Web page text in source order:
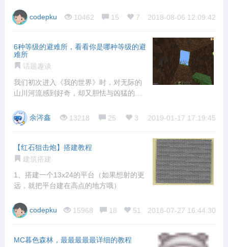
codepku
10462 15 7 2018-08-06 12:09:42
6种等级的避难所，看看你是哪种等级的避
难所
话题趣谈
我们初次进入《我的世界》时，对无际的
山川河流感到好奇，却又胆怯与凶猛的僵
余涔鑫
13218 25 3 2019-01-17 17:19:45
【红石狙击炮】搭建教程
建筑搭建
1、搭建一个13x24的平台（如果想射的更
远，就把平台建在高点的地方哦）
codepku 15968 18 51 2018-07-27 16:44:30
MC暮色森林，最最最最最详细的教程